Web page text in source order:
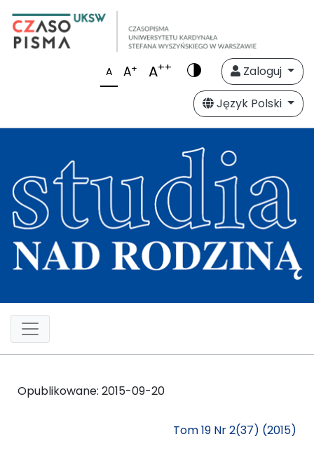
A A+ A++
Zaloguj
Język Polski
Opublikowane: 2015-09-20
Tom 19 Nr 2(37) (2015)